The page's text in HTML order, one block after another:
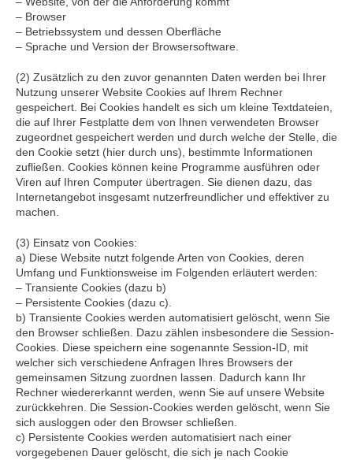
– Browser
– Betriebssystem und dessen Oberfläche
– Sprache und Version der Browsersoftware.
(2) Zusätzlich zu den zuvor genannten Daten werden bei Ihrer
Nutzung unserer Website Cookies auf Ihrem Rechner
gespeichert. Bei Cookies handelt es sich um kleine Textdateien,
die auf Ihrer Festplatte dem von Ihnen verwendeten Browser
zugeordnet gespeichert werden und durch welche der Stelle, die
den Cookie setzt (hier durch uns), bestimmte Informationen
zufließen. Cookies können keine Programme ausführen oder
Viren auf Ihren Computer übertragen. Sie dienen dazu, das
Internetangebot insgesamt nutzerfreundlicher und effektiver zu
machen.
(3) Einsatz von Cookies:
a) Diese Website nutzt folgende Arten von Cookies, deren
Umfang und Funktionsweise im Folgenden erläutert werden:
– Transiente Cookies (dazu b)
– Persistente Cookies (dazu c).
b) Transiente Cookies werden automatisiert gelöscht, wenn Sie
den Browser schließen. Dazu zählen insbesondere die Session-
Cookies. Diese speichern eine sogenannte Session-ID, mit
welcher sich verschiedene Anfragen Ihres Browsers der
gemeinsamen Sitzung zuordnen lassen. Dadurch kann Ihr
Rechner wiedererkannt werden, wenn Sie auf unsere Website
zurückkehren. Die Session-Cookies werden gelöscht, wenn Sie
sich ausloggen oder den Browser schließen.
c) Persistente Cookies werden automatisiert nach einer
vorgegebenen Dauer gelöscht, die sich je nach Cookie